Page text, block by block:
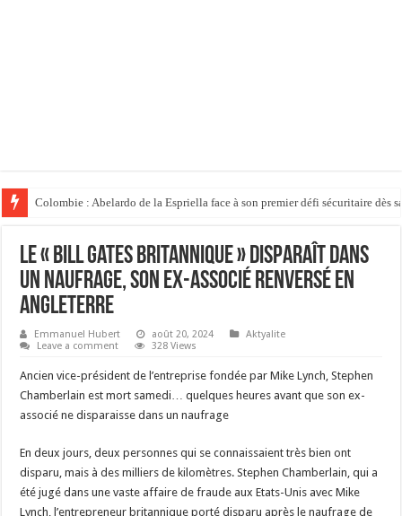
Colombie : Abelardo de la Espriella face à son premier défi sécuritaire dès
Le « Bill Gates britannique » disparaît dans
un naufrage, son ex-associé renversé en
Angleterre
Emmanuel Hubert août 20, 2024
Aktyalite
Leave a comment
328 Views
Ancien vice-président de l’entreprise fondée par Mike Lynch, Stephen
Chamberlain est mort samedi… quelques heures avant que son ex-
associé ne disparaisse dans un naufrage
En deux jours, deux personnes qui se connaissaient très bien ont
disparu, mais à des milliers de kilomètres. Stephen Chamberlain, qui a
été jugé dans une vaste affaire de fraude aux Etats-Unis avec Mike
Lynch, l’entrepreneur britannique porté disparu après le naufrage de